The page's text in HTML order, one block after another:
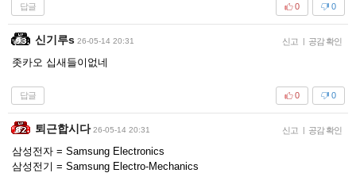
답글 0
0
신기루s 26-05-14 20:31 신고 | 공감 확인
좃카오 십새들이없네
답글 0
0
퇴근합시다 26-05-14 20:31 신고 | 공감 확인
삼성전자 = Samsung Electronics
삼성전기 = Samsung Electro-Mechanics